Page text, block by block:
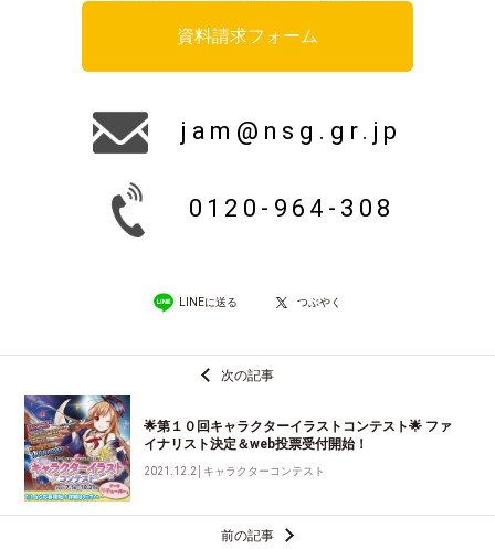
資料請求フォーム
jam@nsg.gr.jp
0120-964-308
LINEに送る つぶやく
次の記事
🌟第１０回キャラクターイラストコンテスト🌟 ファ
イナリスト決定＆web投票受付開始！
2021.12.2 キャラクターコンテスト
前の記事